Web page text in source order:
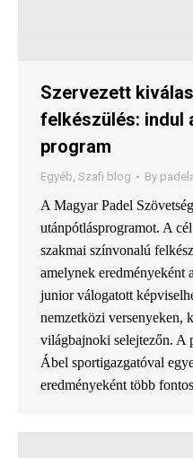
Szervezett
felkészülés: indul
program
Egyéb, Szafi blog By
A Magyar Padel
utánpótlásprogramot. A
szakmai színvonalú
amelynek eredményeként
junior válogatott
nemzetközi versenyeken,
világbajnoki selejtezőn. A
Ábel sportigazgatóval
eredményeként több